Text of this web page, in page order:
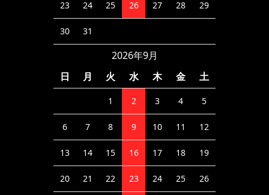
23 24 25 26 27 28 29
30 31
2026年9月
日
月 火 水 木 金 土
1 2 3 4 5
6 7 8 9 10 11 12
13 14 15 16 17 18 19
20 21 22 23 24 25 26